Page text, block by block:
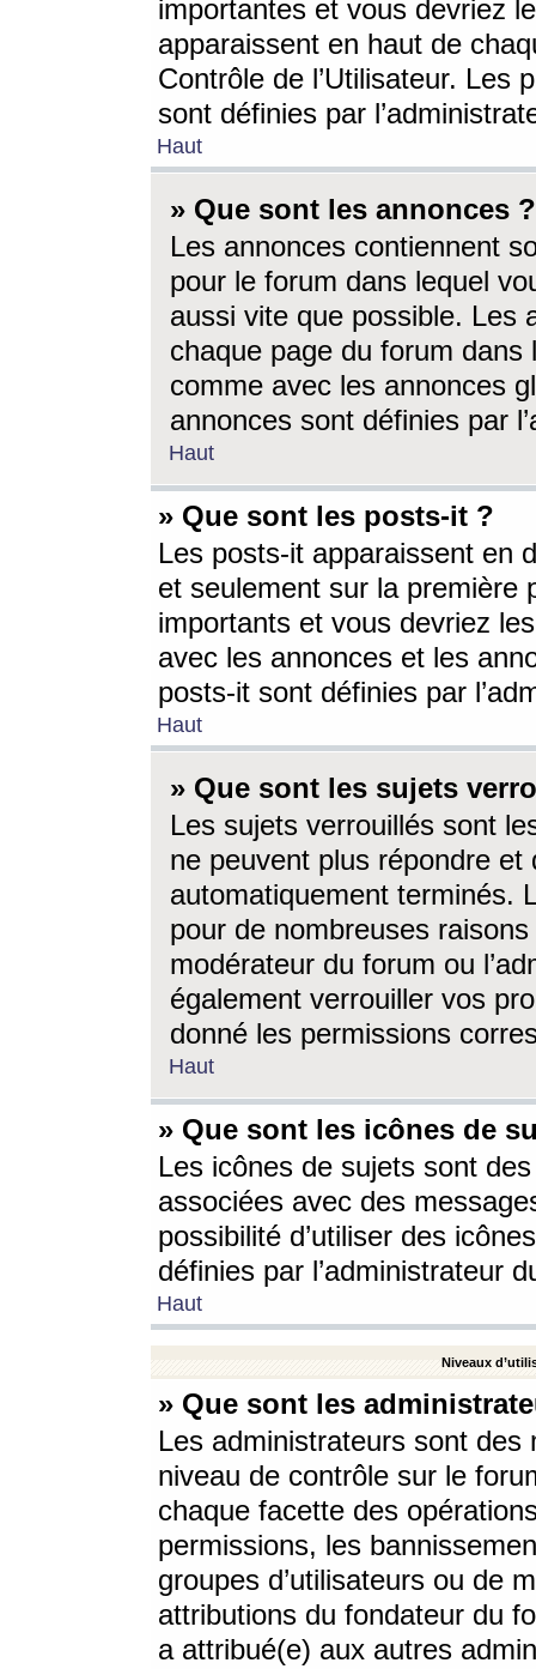
importantes et vous devriez
apparaissent en haut de
Contrôle de l’Utilisateur. Les
sont définies par
Haut
» Que sont les annonces ?
Les annonces contiennent
pour le forum dans lequel
aussi vite que possible. Les
chaque page du forum dans
comme avec les annonces
annonces sont définies par
Haut
» Que sont les posts-it ?
Les posts-it apparaissent en
et seulement sur la première
importants et vous devriez
avec les annonces et les
posts-it sont définies par
Haut
» Que sont les sujets
Les sujets verrouillés sont
ne peuvent plus répondre
automatiquement terminés.
pour de nombreuses
modérateur du forum ou
également verrouiller vos
donné les permissions
Haut
» Que sont les icônes de
Les icônes de sujets sont
associées avec des
possibilité d’utiliser des
définies par l’administrateur
Haut
Niveaux
» Que sont les
Les administrateurs sont
niveau de contrôle sur le
chaque facette des
permissions, les
groupes d’utilisateurs ou de
attributions du fondateur du
a attribué(e) aux autres